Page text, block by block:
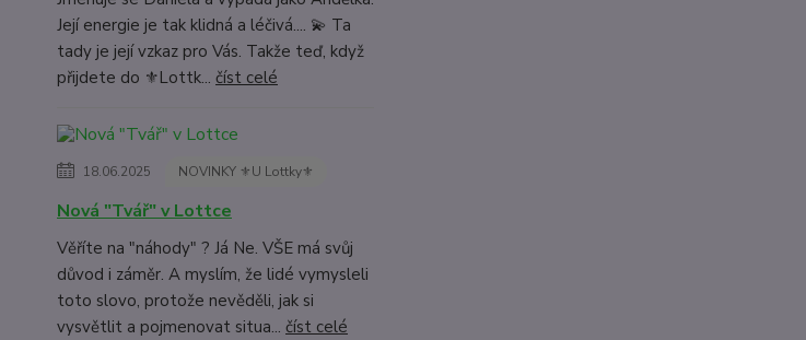
Její energie je tak klidná a léčivá.... 💫 Ta
tady je její vzkaz pro Vás. Takže teď, když
přijdete do ⚜️Lottk... číst celé
18.06.2025 NOVINKY ⚜️U Lottky⚜️
Nová "Tvář" v Lottce
Věříte na "náhody" ? Já Ne. VŠE má svůj
důvod i záměr. A myslím, že lidé vymysleli
toto slovo, protože nevěděli, jak si
vysvětlit a pojmenovat situa... číst celé